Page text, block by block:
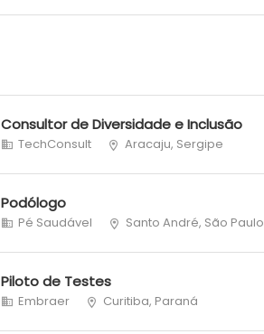
Consultor de Diversidade e Inclusão
TechConsult Aracaju, Sergipe
Podólogo
Pé Saudável Santo André, São Paulo
Piloto de Testes
Embraer Curitiba, Paraná